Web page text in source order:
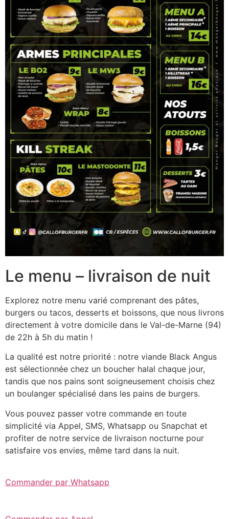
Le menu – livraison de nuit
Explorez notre menu varié comprenant des pâtes,
burgers ou tacos, desserts et boissons, que nous livrons
directement à votre domicile dans le Val-de-Marne (94)
de 22h à 5h du matin !
La qualité est notre priorité : notre viande Black Angus
est sélectionnée chez un boucher halal chaque jour,
tandis que nos pains sont soigneusement choisis chez
un boulanger spécialisé dans les pains de burgers.
Vous pouvez passer votre commande en toute
simplicité via Appel, SMS, Whatsapp ou Snapchat et
profiter de notre service de livraison nocturne pour
satisfaire vos envies, même tard dans la nuit.
Commander par Whatsapp